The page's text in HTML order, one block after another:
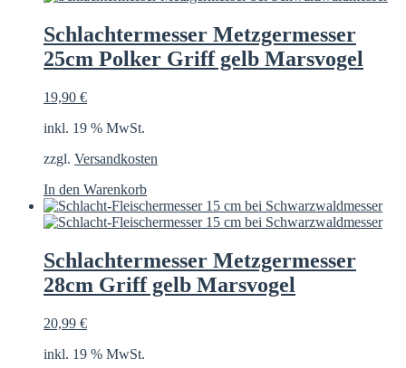
Schlachtermesser Metzgermesser
25cm Polker Griff gelb Marsvogel
19,90 €
inkl. 19 % MwSt.
zzgl. Versandkosten
In den Warenkorb
Schlachtermesser Metzgermesser
28cm Griff gelb Marsvogel
20,99 €
inkl. 19 % MwSt.